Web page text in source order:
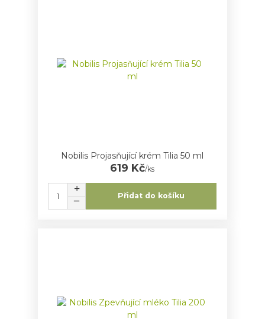
Nobilis Projasňující krém Tilia 50 ml
619 Kč/ks
Přidat do košíku